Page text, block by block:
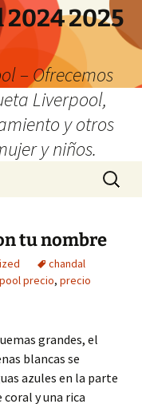
2025
– Ofrecemos
Liverpool,
y otros
y niños.
Buscar:
tu nombre
chandal
precio, precio
grandes, el
blancas se
azules en la parte
y una rica